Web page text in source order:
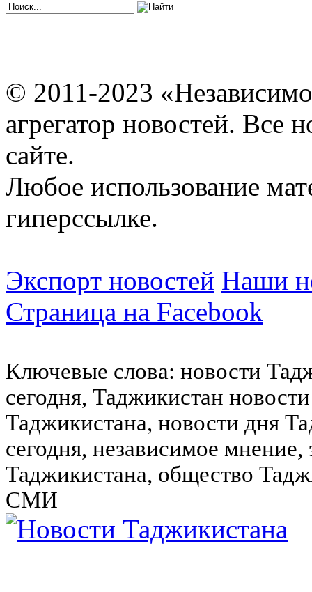
© 2011-2023
агрегатор новостей. Все
сайте.
Любое использование
гиперссылке.
Экспорт новостей Наши
Страница на Facebook
Ключевые слова: новости
сегодня, Таджикистан
Таджикистана, новости дня
сегодня, независимое
Таджикистана, общество
СМИ